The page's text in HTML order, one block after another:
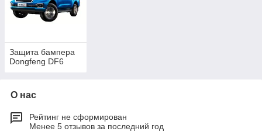
Защита бампера
Dongfeng DF6
О нас
Рейтинг не сформирован
Менее 5 отзывов за последний год